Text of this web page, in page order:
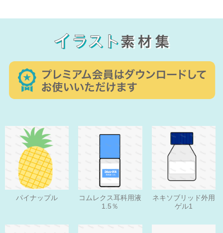
パイナップル
コムレクス耳科用液
1.5％
ネキソブリッド外用
ゲル1